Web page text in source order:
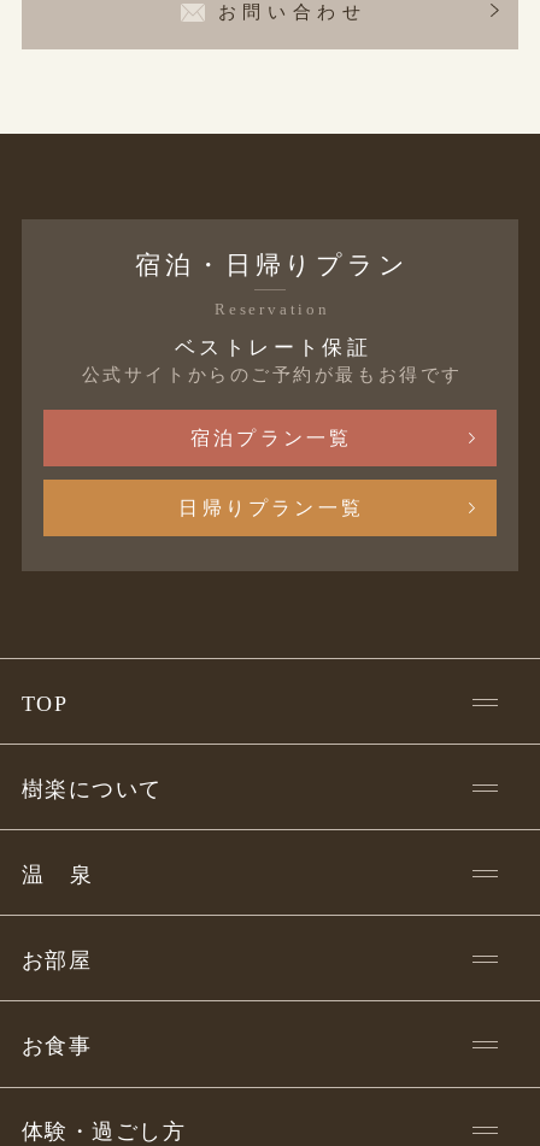
お問い合わせ
宿泊・日帰りプラン
Reservation
ベストレート保証
公式サイトからのご予約が最もお得です
宿泊プラン一覧
日帰りプラン一覧
TOP
樹楽について
温 泉
お部屋
お食事
体験・過ごし方